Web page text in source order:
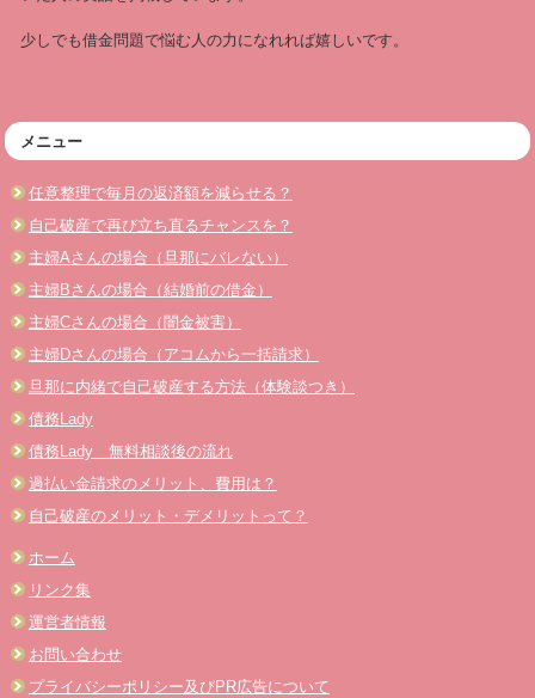
少しでも借金問題で悩む人の力になれれば嬉しいです。
メニュー
任意整理で毎月の返済額を減らせる？
自己破産で再び立ち直るチャンスを？
主婦Aさんの場合（旦那にバレない）
主婦Bさんの場合（結婚前の借金）
主婦Cさんの場合（闇金被害）
主婦Dさんの場合（アコムから一括請求）
旦那に内緒で自己破産する方法（体験談つき）
債務Lady
債務Lady 無料相談後の流れ
過払い金請求のメリット、費用は？
自己破産のメリット・デメリットって？
ホーム
リンク集
運営者情報
お問い合わせ
プライバシーポリシー及びPR広告について